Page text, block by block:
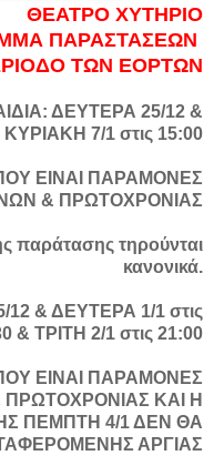
ΘΕΑΤΡΟ ΧΥΤΗΡΙΟ
ΠΑΡΑΣΤΑΣΕΩΝ
ΤΩΝ ΕΟΡΤΩΝ
ΔΕΥΤΕΡΑ 25/12 &
7/1 στις 15:00
ΕΙΝΑΙ ΠΑΡΑΜΟΝΕΣ
& ΠΡΩΤΟΧΡΟΝΙΑΣ
παράτασης τηρούνται
κανονικά.
& ΔΕΥΤΕΡΑ 1/1 στις
& ΤΡΙΤΗ 2/1 στις 21:00
ΕΙΝΑΙ ΠΑΡΑΜΟΝΕΣ
ΚΑΙ Η
ΠΕΜΠΤΗ 4/1 ΔΕΝ ΘΑ
ΑΡΓΙΑΣ